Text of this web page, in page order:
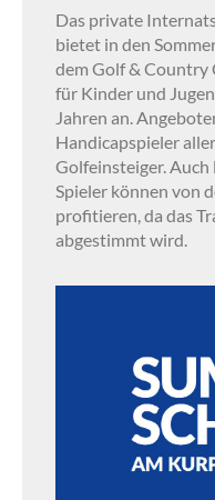
Das private
bietet in den
dem Golf & Country
für Kinder und
Jahren an.
Handicapspieler
Golfeinsteiger.
Spieler können von
profitieren, da das
abgestimmt wird.